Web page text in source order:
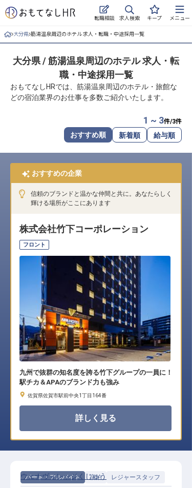
転職相談 求人検索 キープ メニュー
ログイン
求人・施設を探す
キープした求人
おもてなしHRについて
よくある質問
ホテル・宿泊業界情報コラム
無料
採用をお考えの企業様へ
大分県 筋湯温泉周辺のホテル 求人・転職・中途採用一覧
大分県 / 筋湯温泉周辺のホテル 求人・転
職・中途採用一覧
おもてなしHRでは、筋湯温泉周辺のホテル・旅館な
どの宿泊業界のお仕事を多数ご紹介いたします。
1 ~ 3件/3件
おすすめ順 新着順 給与順
おすすめの企業
信頼のブランドと温かな仲間と共に。あなたらしく
輝ける場所がここにあります
株式会社竹下コーポレーション
フロント
九州で抜群の知名度を誇る竹下グループの一員に！
駅チカ＆APAのブランド力も強み
佐賀県佐賀市駅前中央1丁目164番
詳しく見る
パート・アルバイト 宿泊 レジャースタッフ
ウェナヴィレッジくじゅう